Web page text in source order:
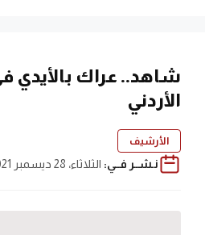
شاهد.. عراك بالأيدي
الأردني
الأرشيف
نـشــر فــي: الثلاثاء، 28 ديسمبر 2021 | 2:46 م